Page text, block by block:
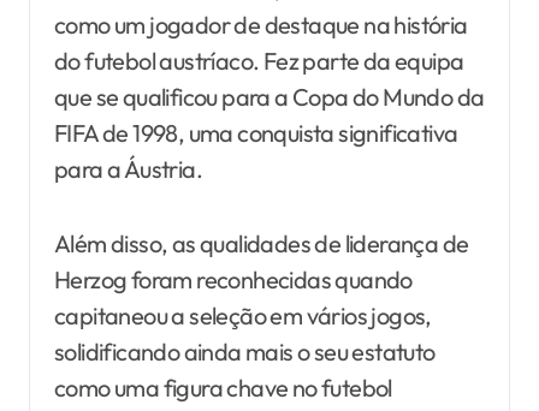
como um jogador de destaque na história
do futebol austríaco. Fez parte da equipa
que se qualificou para a Copa do Mundo da
FIFA de 1998, uma conquista significativa
para a Áustria.
Além disso, as qualidades de liderança de
Herzog foram reconhecidas quando
capitaneou a seleção em vários jogos,
solidificando ainda mais o seu estatuto
como uma figura chave no futebol